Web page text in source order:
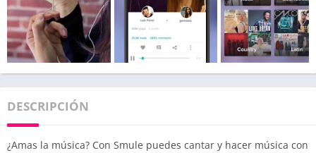
DESCRIPCIÓN
¿Amas la música? Con Smule puedes cantar y hacer música con